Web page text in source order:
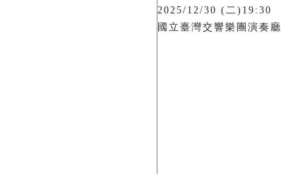
2025/12/30 (二)19:30
國立臺灣交響樂團演奏廳